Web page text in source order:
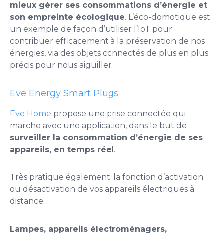
mieux gérer ses consommations d’énergie et
son empreinte écologique. L’éco-domotique est
un exemple de façon d’utiliser l’IoT pour
contribuer efficacement à la préservation de nos
énergies, via des objets connectés de plus en plus
précis pour nous aiguiller.
Eve Energy Smart Plugs
Eve Home propose une prise connectée qui
marche avec une application, dans le but de
surveiller la consommation d’énergie de ses
appareils, en temps réel.
Très pratique également, la fonction d’activation
ou désactivation de vos appareils électriques à
distance.
Lampes, appareils électroménagers,